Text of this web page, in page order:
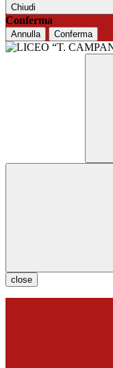
Chiudi
Conferma
Annulla Conferma
close